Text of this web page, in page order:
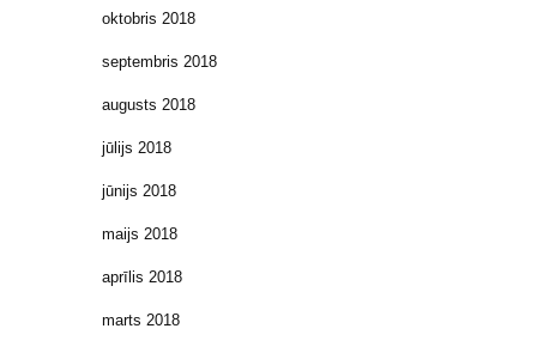
oktobris 2018
septembris 2018
augusts 2018
jūlijs 2018
jūnijs 2018
maijs 2018
aprīlis 2018
marts 2018